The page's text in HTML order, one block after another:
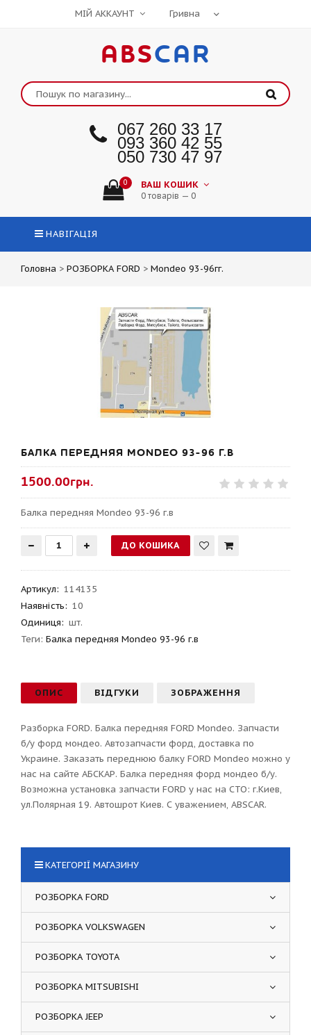
МІЙ АККАУНТ
ABSCAR
067 260 33 17
093 360 42 55
050 730 47 97
0 ВАШ КОШИК
0 товарів — 0
НАВІГАЦІЯ
Головна > РОЗБОРКА FORD > Mondeo 93-96гг.
БАЛКА ПЕРЕДНЯЯ MONDEO 93-96 Г.В
1500.00грн.
Балка передняя Mondeo 93-96 г.в
Артикул: 114135
Наявність: 10
Одиниця: шт.
Теги: Балка передняя Mondeo 93-96 г.в
ОПИС ВІДГУКИ ЗОБРАЖЕННЯ
Разборка FORD. Балка передняя FORD Mondeo. Запчасти
б/у форд мондео. Автозапчасти форд, доставка по
Украине. Заказать переднюю балку FORD Mondeo можно у
нас на сайте АБСКАР. Балка передняя форд мондео б/у.
Возможна установка запчасти FORD у нас на СТО: г.Киев,
ул.Полярная 19. Автошрот Киев. С уважением, ABSCAR.
КАТЕГОРІЇ МАГАЗИНУ
РОЗБОРКА FORD
РОЗБОРКА VOLKSWAGEN
РОЗБОРКА TOYOTA
РОЗБОРКА MITSUBISHI
РОЗБОРКА JEEP